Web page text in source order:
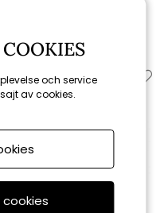
till 16/8
och service
av cookies.